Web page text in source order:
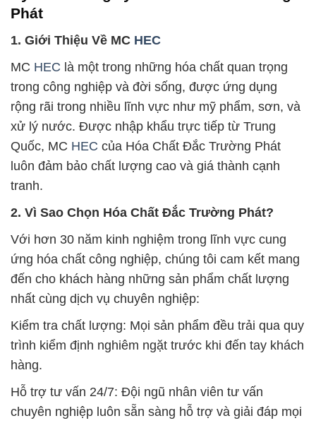
Phát
1. Giới Thiệu Về MC HEC
MC HEC là một trong những hóa chất quan trọng
trong công nghiệp và đời sống, được ứng dụng
rộng rãi trong nhiều lĩnh vực như mỹ phẩm, sơn, và
xử lý nước. Được nhập khẩu trực tiếp từ Trung
Quốc, MC HEC của Hóa Chất Đắc Trường Phát
luôn đảm bảo chất lượng cao và giá thành cạnh
tranh.
2. Vì Sao Chọn Hóa Chất Đắc Trường Phát?
Với hơn 30 năm kinh nghiệm trong lĩnh vực cung
ứng hóa chất công nghiệp, chúng tôi cam kết mang
đến cho khách hàng những sản phẩm chất lượng
nhất cùng dịch vụ chuyên nghiệp:
Kiểm tra chất lượng: Mọi sản phẩm đều trải qua quy
trình kiểm định nghiêm ngặt trước khi đến tay khách
hàng.
Hỗ trợ tư vấn 24/7: Đội ngũ nhân viên tư vấn
chuyên nghiệp luôn sẵn sàng hỗ trợ và giải đáp mọi